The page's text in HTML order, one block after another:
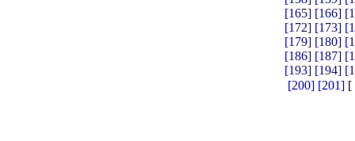
[165] [166]
[172] [173]
[179] [180]
[186] [187]
[193] [194]
[200] [201] [